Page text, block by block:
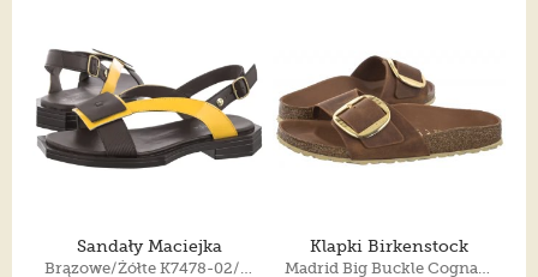
Sandały Maciejka Klapki Birkenstock